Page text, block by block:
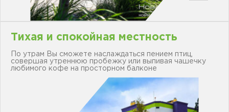
борщаговка
Тихая и спокойная местность
По утрам Вы сможете наслаждаться пением птиц,
совершая утреннюю пробежку или выпивая чашечку
любимого кофе на просторном балконе